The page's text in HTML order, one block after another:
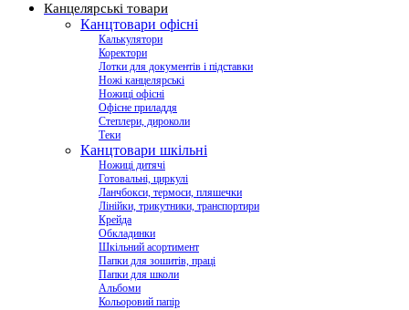
Канцелярські товари
Канцтовари офісні
Калькулятори
Коректори
Лотки для документів і підставки
Ножі канцелярські
Ножиці офісні
Офісне приладдя
Степлери, дироколи
Теки
Канцтовари шкільні
Ножиці дитячі
Готовальні, циркулі
Ланчбокси, термоси, пляшечки
Лінійки, трикутники, транспортири
Крейда
Обкладинки
Шкільний асортимент
Папки для зошитів, праці
Папки для школи
Альбоми
Кольоровий папір